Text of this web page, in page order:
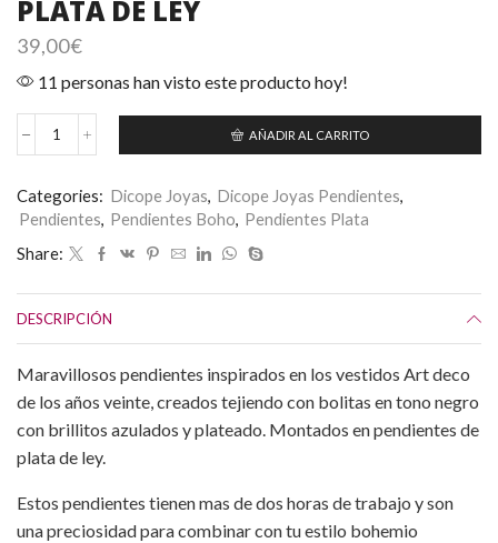
PLATA DE LEY
39,00€
11 personas han visto este producto hoy!
Pendientes
con
abalorios
Plata
y
Plata
de
cantidad
AÑADIR AL CARRITO
Categories: Dicope Joyas, Dicope Joyas Pendientes,
Pendientes, Pendientes Boho, Pendientes Plata
Share:
DESCRIPCIÓN
Maravillosos pendientes inspirados en los vestidos Art deco
de los años veinte, creados tejiendo con bolitas en tono negro
con brillitos azulados y plateado. Montados en pendientes de
plata de ley.
Estos pendientes tienen mas de dos horas de trabajo y son
una preciosidad para combinar con tu estilo bohemio